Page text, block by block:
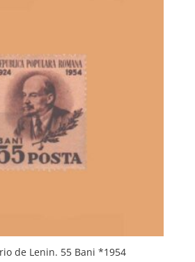
de Lenin. 55 Bani *1954